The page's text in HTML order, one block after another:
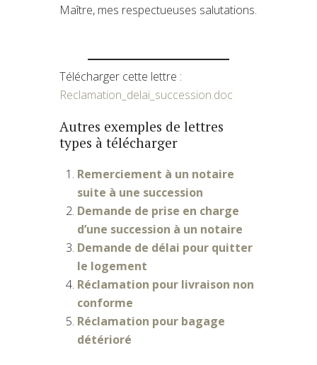
Maître, mes respectueuses salutations.
Télécharger cette lettre :
Reclamation_delai_succession.doc
Autres exemples de lettres
types à télécharger
Remerciement à un notaire
suite à une succession
Demande de prise en charge
d’une succession à un notaire
Demande de délai pour quitter
le logement
Réclamation pour livraison non
conforme
Réclamation pour bagage
détérioré